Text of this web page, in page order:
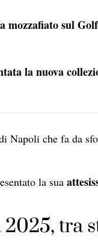
sul
la nuova
Napoli che fa da
la sua
tra